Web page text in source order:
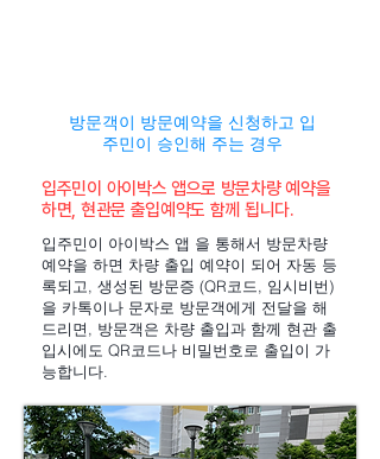
방문객이 방문예약을 신청하고 입
주민이 승인해 주는 경우
입주민이 아이박스 앱으로 방문차량 예약을
하면, 현관문 출입예약도 함께 됩니다.
입주민이 아이박스 앱 을 통해서 방문차량
예약을 하면 차량 출입 예약이 되어 자동 등
록되고, 생성된 방문증 (QR코드, 임시비번)
을 카톡이나 문자로 방문객에게 전달을 해
드리면, 방문객은 차량 출입과 함께 현관 출
입시에도 QR코드나 비밀번호로 출입이 가
능합니다.